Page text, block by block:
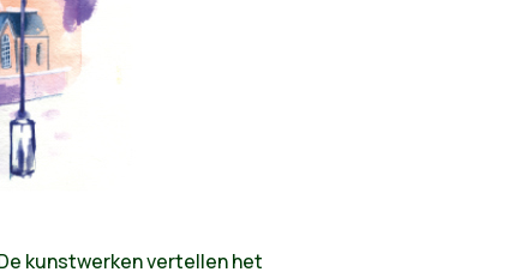
kunstwerken vertellen het